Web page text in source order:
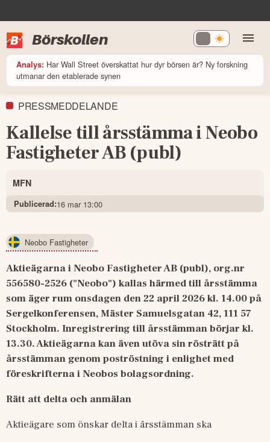
Börskollen
Analys: Har Wall Street överskattat hur dyr börsen är? Ny forskning
utmanar den etablerade synen
PRESSMEDDELANDE
Kallelse till årsstämma i Neobo
Fastigheter AB (publ)
MFN
Publicerad:16 mar 13:00
Neobo Fastigheter
Aktieägarna i Neobo Fastigheter AB (publ), org.nr
556580-2526 ("Neobo") kallas härmed till årsstämma
som äger rum onsdagen den 22 april 2026 kl. 14.00 på
Sergelkonferensen, Mäster Samuelsgatan 42, 111 57
Stockholm. Inregistrering till årsstämman börjar kl.
13.30. Aktieägarna kan även utöva sin rösträtt på
årsstämman genom poströstning i enlighet med
föreskrifterna i Neobos bolagsordning.
Rätt att delta och anmälan
Aktieägare som önskar delta i årsstämman ska